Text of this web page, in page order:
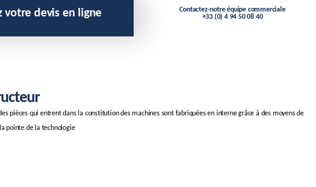
votre devis en ligne
Contactez-notre équipe commerciale
+33 (0) 4 94 50 08 40
pièces qui entrent dans la constitution des machines sont fabriquées en interne grâce à des moyens de
pointe de la technologie